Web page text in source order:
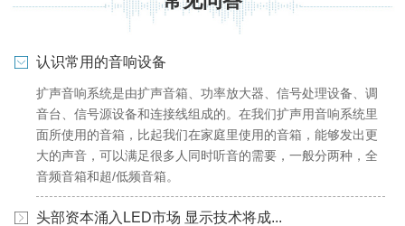
认识常用的音响设备
扩声音响系统是由扩声音箱、功率放大器、信号处理设备、调
音台、信号源设备和连接线组成的。在我们扩声用音响系统里
面所使用的音箱，比起我们在家庭里使用的音箱，能够发出更
大的声音，可以满足很多人同时听音的需要，一般分两种，全
音频音箱和超/低频音箱。
头部资本涌入LED市场 显示技术将成...